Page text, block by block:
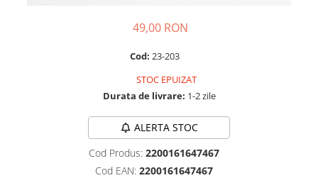
49,00 RON
Cod: 23-203
STOC EPUIZAT
Durata de livrare: 1-2 zile
ALERTA STOC
Cod Produs: 2200161647467
Cod EAN: 2200161647467